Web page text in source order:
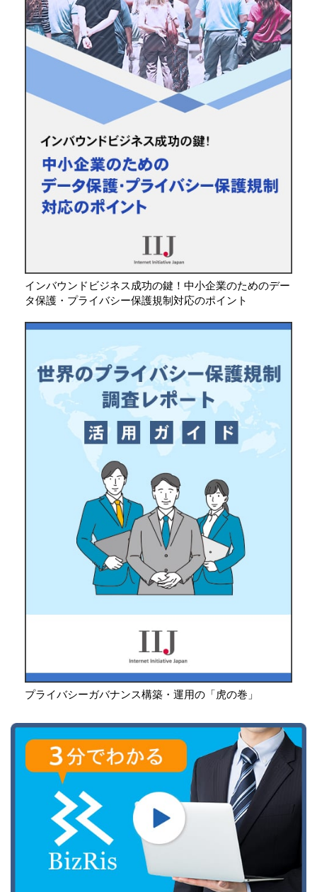
インバウンドビジネス成功の鍵！中小企業のためのデー
タ保護・プライバシー保護規制対応のポイント
プライバシーガバナンス構築・運用の「虎の巻」